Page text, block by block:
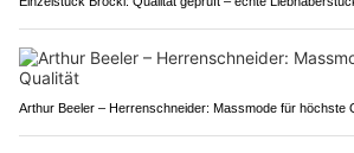
Arthur Beeler – Herrenschneider: Massmode für höchste